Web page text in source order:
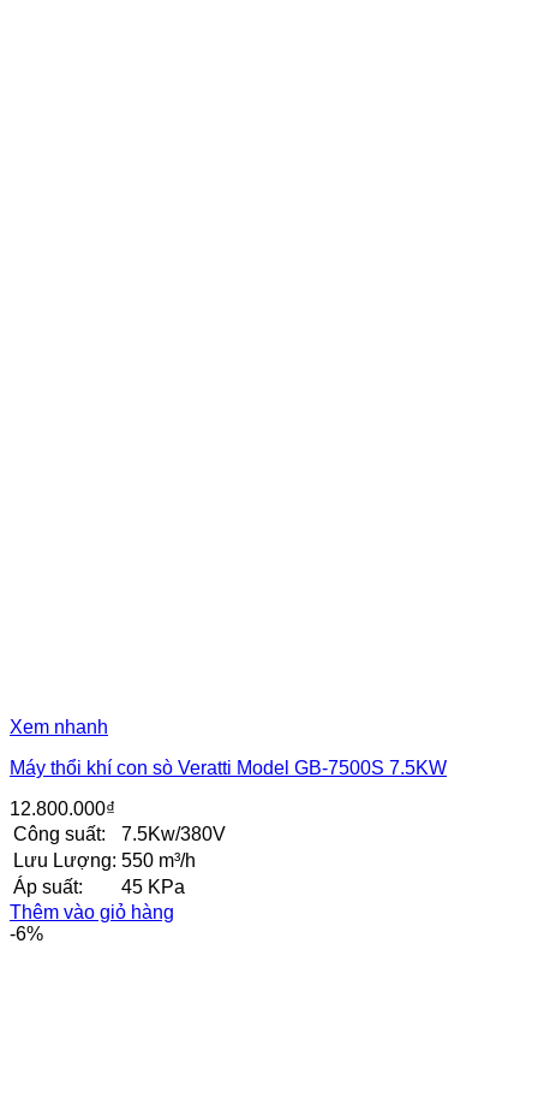
Xem nhanh
Máy thổi khí con sò Veratti Model GB-7500S 7.5KW
12.800.000₫
Công suất:
7.5Kw/380V
Lưu Lượng: 550 m³/h
Áp suất:
45 KPa
Thêm vào giỏ hàng
-6%